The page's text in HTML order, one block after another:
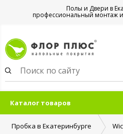
Полы и Двери в
профессиональный монтаж
Каталог товаров
Пробка в Екатеринбурге